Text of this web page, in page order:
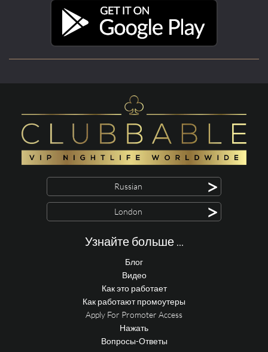
Russian >
London >
Узнайте больше ...
Блог
Видео
Как это работает
Как работают промоутеры
Apply For Promoter Access
Нажать
Вопросы-Ответы